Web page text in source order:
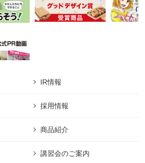
IR情報
採用情報
商品紹介
講習会のご案内